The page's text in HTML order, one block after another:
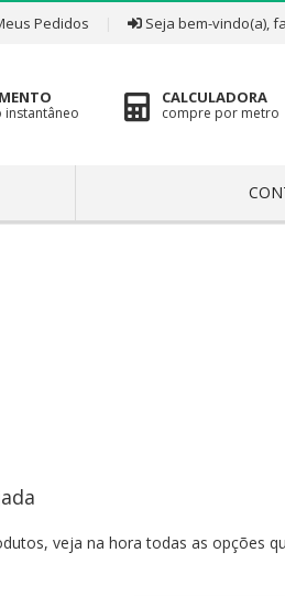
Pedidos Seja bem-vindo(a),
instantâneo
CALCULADORA
compre por metro
veja na hora todas as opções